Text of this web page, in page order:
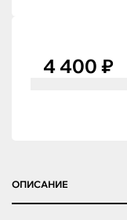
4 400 ₽
ОПИСАНИЕ